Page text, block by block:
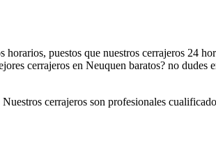
puestos que nuestros cerrajeros 24
cerrajeros en Neuquen baratos? no dudes
cerrajeros son profesionales